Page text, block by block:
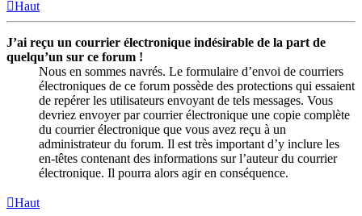
Haut
J’ai reçu un courrier électronique indésirable de la part de
quelqu’un sur ce forum !
Nous en sommes navrés. Le formulaire d’envoi de courriers
électroniques de ce forum possède des protections qui essaient
de repérer les utilisateurs envoyant de tels messages. Vous
devriez envoyer par courrier électronique une copie complète
du courrier électronique que vous avez reçu à un
administrateur du forum. Il est très important d’y inclure les
en-têtes contenant des informations sur l’auteur du courrier
électronique. Il pourra alors agir en conséquence.
Haut